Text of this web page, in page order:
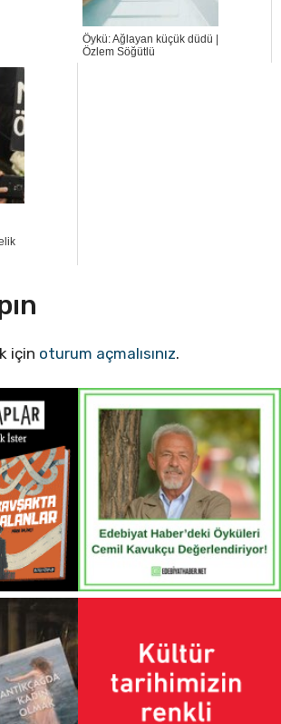
Öykü: Ağlayan küçük düdü |
Özlem Söğütlü
için oturum açmalısınız.